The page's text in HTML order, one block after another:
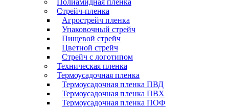
Полиамидная пленка
Стрейч-пленка
Агрострейч пленка
Упаковочный стрейч
Пищевой стрейч
Цветной стрейч
Стрейч с логотипом
Техническая пленка
Термоусадочная пленка
Термоусадочная пленка ПВД
Термоусадочная пленка ПВХ
Термоусадочная пленка ПОФ